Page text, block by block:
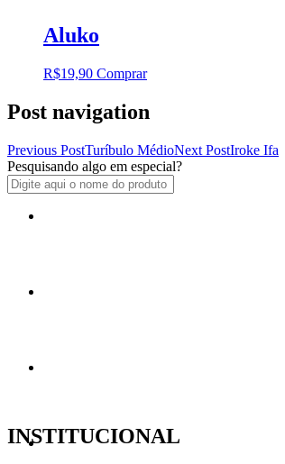
Aluko
R$19,90 Comprar
Post navigation
Previous PostTuríbulo MédioNext PostIroke Ifa
Pesquisando algo em especial?
INSTITUCIONAL